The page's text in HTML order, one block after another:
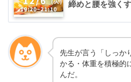
締めと腰を強く
先生が言う「しっか
かる・体重を積極的
んだ。